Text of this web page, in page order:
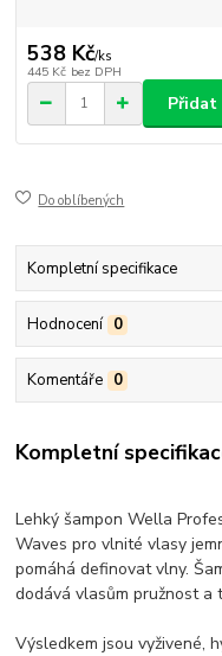
538 Kč/ks
445 Kč bez DPH
Přidat
Do oblíbených
Kompletní specifikace
Hodnocení 0
Komentáře 0
Kompletní
Lehký šampon Wella
Waves pro vlnité vlasy
pomáhá definovat vlny.
dodává vlasům pružnost a
Výsledkem jsou vyživené,